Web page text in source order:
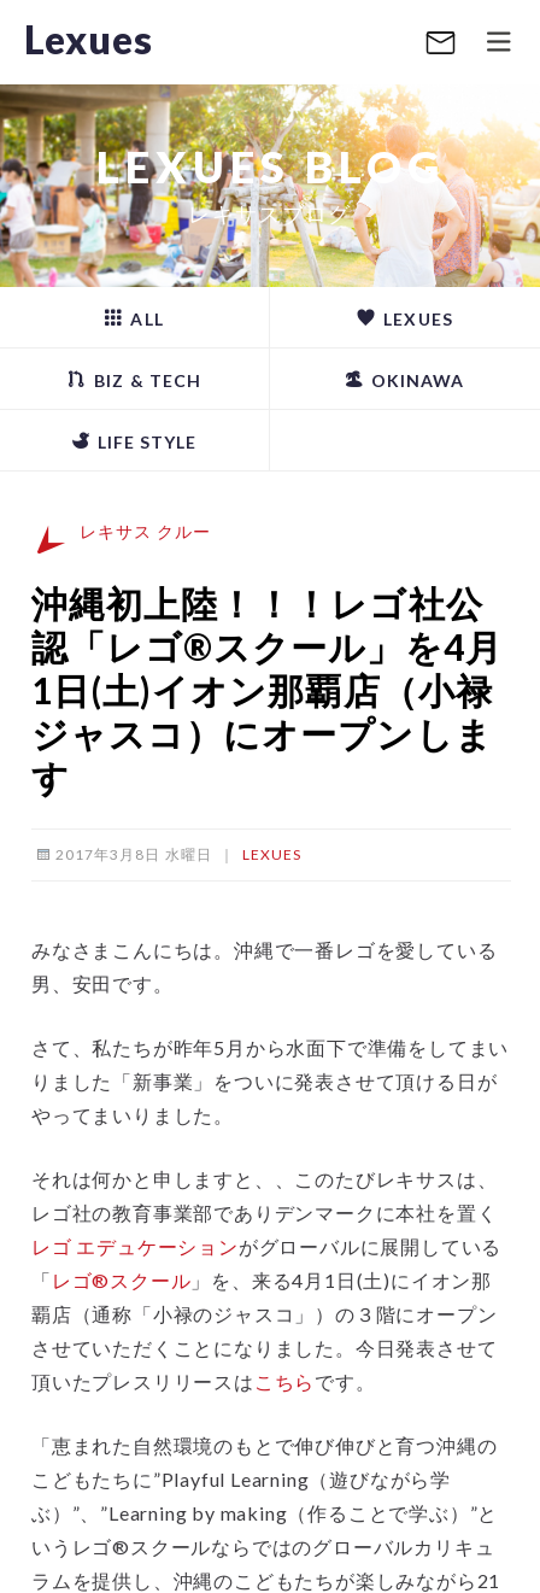
Lexues
LEXUES BLOG
レキサスブログ
ALL LEXUES
BIZ & TECH OKINAWA
LIFE STYLE
レキサス クルー
沖縄初上陸！！！レゴ社公
認「レゴ®スクール」を4月
1日(土)イオン那覇店（小禄
ジャスコ）にオープンしま
す
2017年3月8日 水曜日 ｜ LEXUES
みなさまこんにちは。沖縄で一番レゴを愛している
男、安田です。
さて、私たちが昨年5月から水面下で準備をしてまい
りました「新事業」をついに発表させて頂ける日が
やってまいりました。
それは何かと申しますと、、このたびレキサスは、
レゴ社の教育事業部でありデンマークに本社を置く
レゴ エデュケーションがグローバルに展開している
「 レゴ®スクール 」を、来る4月1日(土)にイオン那
覇店（通称「小禄のジャスコ」）の３階にオープン
させていただくことになりました。今日発表させて
頂いたプレスリリースは こちら です。
「恵まれた自然環境のもとで伸び伸びと育つ沖縄の
こどもたちに”Playful Learning（遊びながら学
ぶ）”、”Learning by making（作ることで学ぶ）”と
いうレゴ®スクールならではのグローバルカリキュ
ラムを提供し、沖縄のこどもたちが楽しみながら21